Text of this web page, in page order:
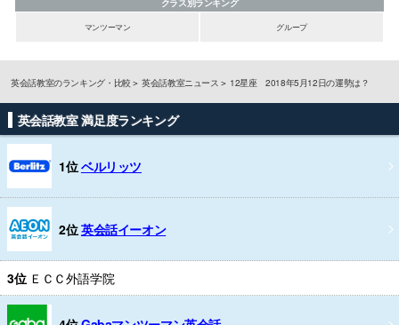
クラス別ランキング
マンツーマン
グループ
英会話教室のランキング・比較 英会話教室ニュース 12星座 2018年5月12日の運勢は？
英会話教室 満足度ランキング
1位ベルリッツ
2位英会話イーオン
3位 ＥＣＣ外語学院